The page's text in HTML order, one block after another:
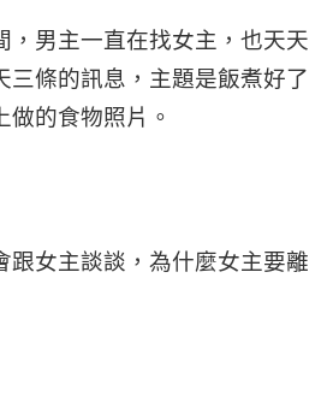
，男主一直在找女主，也天天
三條的訊息，主題是飯煮好了
做的食物照片。
跟女主談談，為什麼女主要離